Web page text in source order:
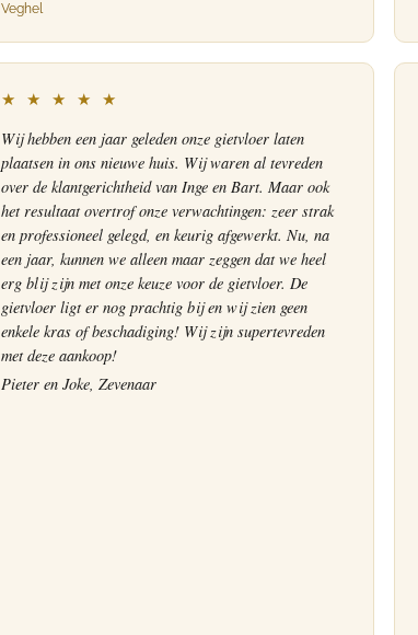
Veghel
★ ★ ★ ★ ★
Wij hebben een jaar geleden onze gietvloer laten
plaatsen in ons nieuwe huis. Wij waren al tevreden
over de klantgerichtheid van Inge en Bart. Maar ook
het resultaat overtrof onze verwachtingen: zeer strak
en professioneel gelegd, en keurig afgewerkt. Nu, na
een jaar, kunnen we alleen maar zeggen dat we heel
erg blij zijn met onze keuze voor de gietvloer. De
gietvloer ligt er nog prachtig bij en wij zien geen
enkele kras of beschadiging! Wij zijn supertevreden
met deze aankoop!
Pieter en Joke, Zevenaar